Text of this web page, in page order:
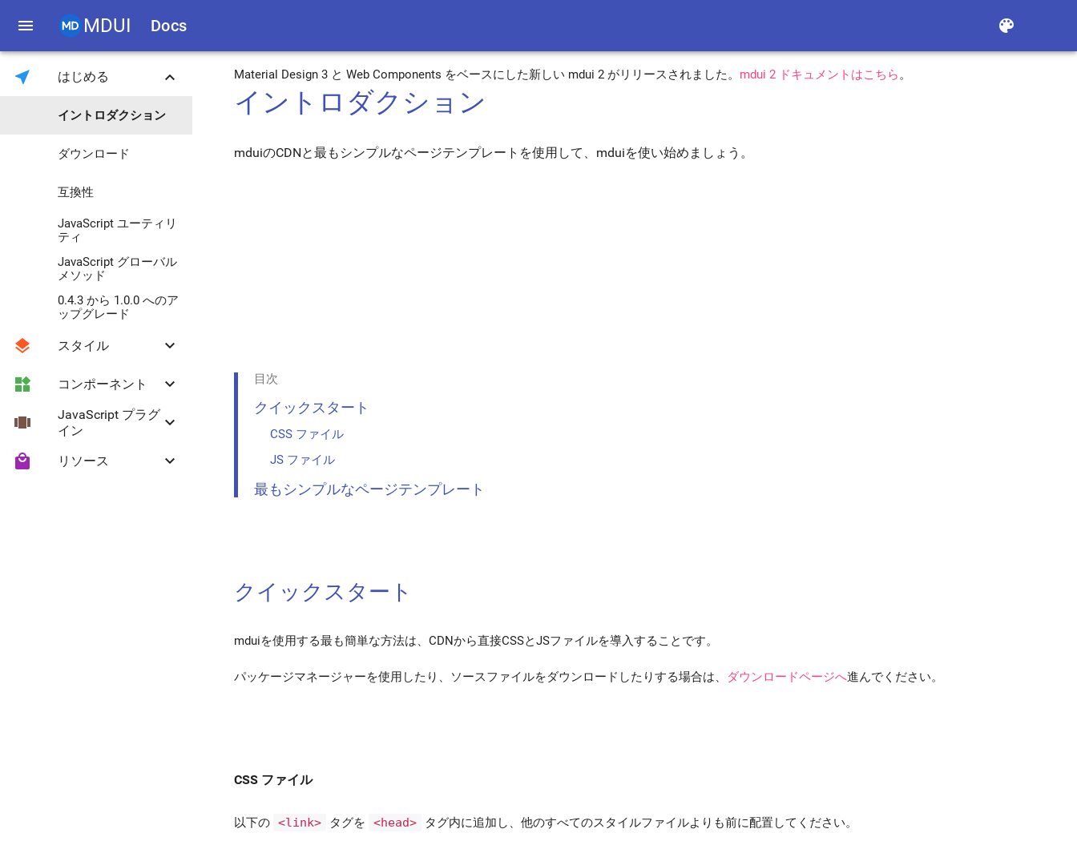
menu MDUI Docs color_lens
near_me はじめる keyboard_arrow_down
イントロダクション
ダウンロード
互換性
JavaScript ユーティリ
ティ
JavaScript グローバル
メソッド
0.4.3 から 1.0.0 へのア
ップグレード
layers スタイル keyboard_arrow_down
カラーとテーマ
Roboto フォント
グリッドレイアウト
widgets コンポーネント keyboard_arrow_down
リップル効果
ボタン
view_carousel
JavaScript プラグ
イン
keyboard_arrow_down
折りたたみ
local_mall リソース keyboard_arrow_down
Material Design 3 と Web Components をベースにした新しい mdui 2 がリリースされました。 mdui 2 ドキュメントはこちら。
イントロダクション
mduiのCDNと最もシンプルなページテンプレートを使用して、mduiを使い始めましょう。
目次
クイックスタート
CSS ファイル
JS ファイル
最もシンプルなページテンプレート
クイックスタート
mduiを使用する最も簡単な方法は、CDNから直接CSSとJSファイルを導入することです。
パッケージマネージャーを使用したり、ソースファイルをダウンロードしたりする場合は、 ダウンロードページへ進んでください。
CSS ファイル
以下の <link> タグを <head> タグ内に追加し、他のすべてのスタイルファイルよりも前に配置してください。